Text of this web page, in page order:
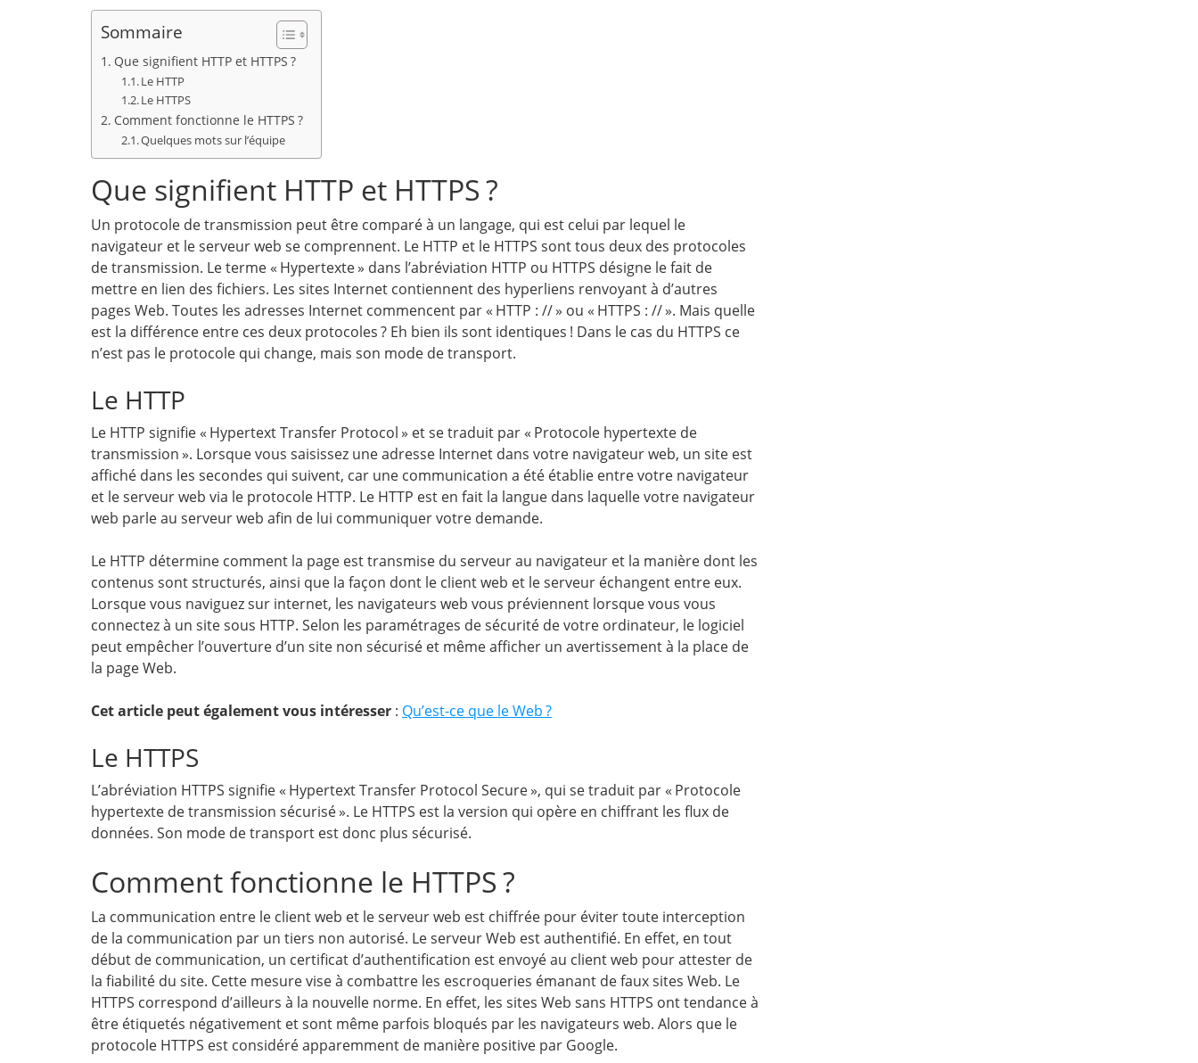
Sommaire
Que signifient HTTP et HTTPS ?
Le HTTP
Le HTTPS
Comment fonctionne le HTTPS ?
Quelques mots sur l’équipe
Que signifient HTTP et HTTPS ?
Un protocole de transmission peut être comparé à un langage, qui est celui par lequel le
navigateur et le serveur web se comprennent. Le HTTP et le HTTPS sont tous deux des protocoles
de transmission. Le terme « Hypertexte » dans l’abréviation HTTP ou HTTPS désigne le fait de
mettre en lien des fichiers. Les sites Internet contiennent des hyperliens renvoyant à d’autres
pages Web. Toutes les adresses Internet commencent par « HTTP : // » ou « HTTPS : // ». Mais quelle
est la différence entre ces deux protocoles ? Eh bien ils sont identiques ! Dans le cas du HTTPS ce
n’est pas le protocole qui change, mais son mode de transport.
Le HTTP
Le HTTP signifie « Hypertext Transfer Protocol » et se traduit par « Protocole hypertexte de
transmission ». Lorsque vous saisissez une adresse Internet dans votre navigateur web, un site est
affiché dans les secondes qui suivent, car une communication a été établie entre votre navigateur
et le serveur web via le protocole HTTP. Le HTTP est en fait la langue dans laquelle votre navigateur
web parle au serveur web afin de lui communiquer votre demande.
Le HTTP détermine comment la page est transmise du serveur au navigateur et la manière dont les
contenus sont structurés, ainsi que la façon dont le client web et le serveur échangent entre eux.
Lorsque vous naviguez sur internet, les navigateurs web vous préviennent lorsque vous vous
connectez à un site sous HTTP. Selon les paramétrages de sécurité de votre ordinateur, le logiciel
peut empêcher l’ouverture d’un site non sécurisé et même afficher un avertissement à la place de
la page Web.
Cet article peut également vous intéresser : Qu’est-ce que le Web ?
Le HTTPS
L’abréviation HTTPS signifie « Hypertext Transfer Protocol Secure », qui se traduit par « Protocole
hypertexte de transmission sécurisé ». Le HTTPS est la version qui opère en chiffrant les flux de
données. Son mode de transport est donc plus sécurisé.
Comment fonctionne le HTTPS ?
La communication entre le client web et le serveur web est chiffrée pour éviter toute interception
de la communication par un tiers non autorisé. Le serveur Web est authentifié. En effet, en tout
début de communication, un certificat d’authentification est envoyé au client web pour attester de
la fiabilité du site. Cette mesure vise à combattre les escroqueries émanant de faux sites Web. Le
HTTPS correspond d’ailleurs à la nouvelle norme. En effet, les sites Web sans HTTPS ont tendance à
être étiquetés négativement et sont même parfois bloqués par les navigateurs web. Alors que le
protocole HTTPS est considéré apparemment de manière positive par Google.